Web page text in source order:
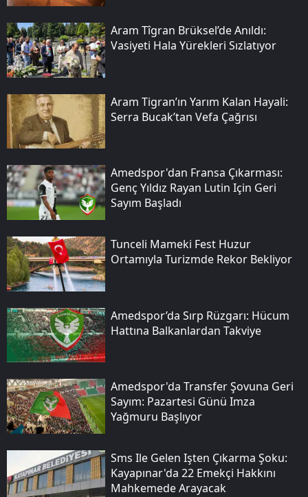
Aram Tîgran Brüksel’de Anıldı:
Vasiyeti Hala Yürekleri Sızlatıyor
Aram Tigran’ın Yarım Kalan Hayali:
Serra Bucak’tan Vefa Çağrısı
Amedspor'dan Fransa Çıkarması:
Genç Yıldız Rayan Lutin Için Geri
Sayım Başladı
Tunceli Mameki Fest Huzur
Ortamıyla Turizmde Rekor Bekliyor
Amedspor’da Sırp Rüzgarı: Hücum
Hattına Balkanlardan Takviye
Amedspor'da Transfer Şovuna Geri
Sayım: Pazartesi Günü Imza
Yağmuru Başlıyor
Sms Ile Gelen Işten Çıkarma Şoku:
Kayapınar'da 22 Emekçi Hakkını
Mahkemede Arayacak